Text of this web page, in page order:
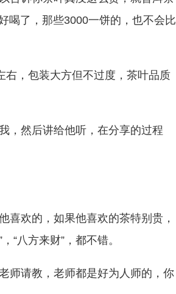
喝了，那些3000一饼的，也不会比
右，包装大方但不过度，茶叶品质
，然后讲给他听，在分享的过程
喜欢的，如果他喜欢的茶特别贵，
“八方来财”，都不错。
师请教，老师都是好为人师的，你